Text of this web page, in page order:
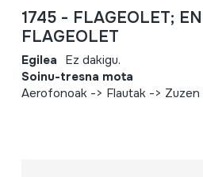
1745 - FLAGEOLET;
FLAGEOLET
Egilea Ez dakigu.
Soinu-tresna mota
Aerofonoak -> Flautak -> Zuzen